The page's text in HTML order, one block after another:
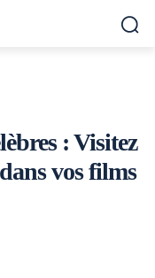
: Visitez
vos films